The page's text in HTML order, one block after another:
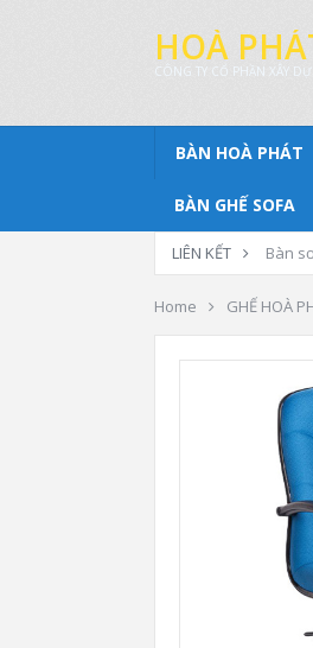
HOÀ
CÔNG TY CỔ PHẦN XÂY
BÀN HOÀ PHÁT
BÀN GHẾ SOFA
LIÊN KẾT Bàn
Home GHẾ HOÀ